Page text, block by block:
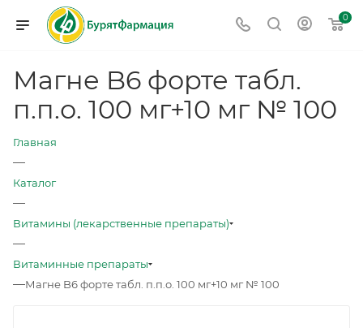
0
Магне B6 форте табл.
п.п.о. 100 мг+10 мг № 100
Главная
—
Каталог
—
Витамины (лекарственные препараты)
—
Витаминные препараты
—Магне B6 форте табл. п.п.о. 100 мг+10 мг № 100